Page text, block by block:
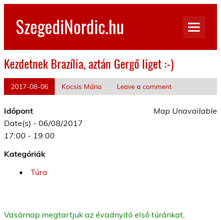
Skip
contentSzegediNordic.hu
Kezdetnek Brazília, aztán Gergő liget :-)
2017-08-06 Kocsis Mária Leave a comment
Map Unavailable
Időpont
Date(s) - 06/08/2017
17:00 - 19:00
Kategóriák
Túra
Vasárnap megtartjuk az évadnyitó első túránkat,